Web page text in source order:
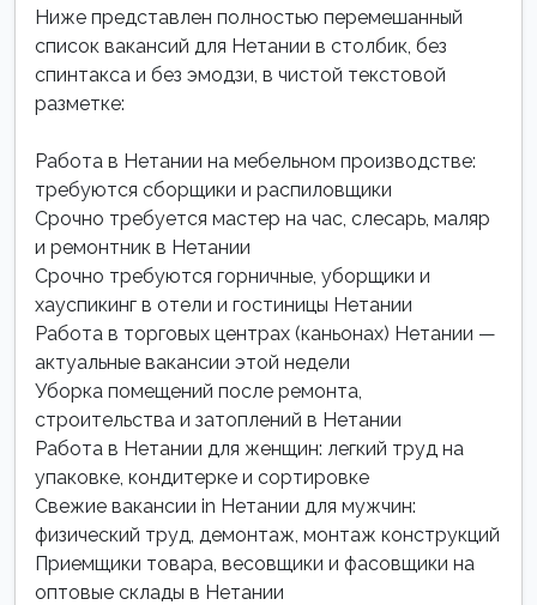
Ниже представлен полностью перемешанный
список вакансий для Нетании в столбик, без
спинтакса и без эмодзи, в чистой текстовой
разметке:
Работа в Нетании на мебельном производстве:
требуются сборщики и распиловщики
Срочно требуется мастер на час, слесарь, маляр
и ремонтник в Нетании
Срочно требуются горничные, уборщики и
хауспикинг в отели и гостиницы Нетании
Работа в торговых центрах (каньонах) Нетании —
актуальные вакансии этой недели
Уборка помещений после ремонта,
строительства и затоплений в Нетании
Работа в Нетании для женщин: легкий труд на
упаковке, кондитерке и сортировке
Свежие вакансии in Нетании для мужчин:
физический труд, демонтаж, монтаж конструкций
Приемщики товара, весовщики и фасовщики на
оптовые склады в Нетании